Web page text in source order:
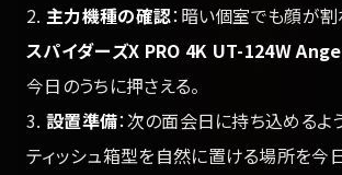
2. 主力機種の確認：暗い個室でも顔が
スパイダーズX PRO 4K UT-124W
今日のうちに押さえる。
3. 設置準備：次の面会日に持ち込めるよ
ティッシュ箱型を自然に置ける場所を今